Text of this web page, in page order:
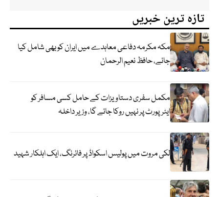
تازہ ترین خبریں
مکہ مکرمہ دفاعی معاہدے میں ایران کو بھی شامل کیا
جائے، حافظ نعیم الرحمان
مکمل سفری دستاویزات کے حامل کسی مسافر کو
ایئرپورٹ پر نہیں روکا جائے گا، وزیر داخلہ
لکی مروت میں پولیس اسکواڈ پر فائرنگ، ایک اہلکار شہید